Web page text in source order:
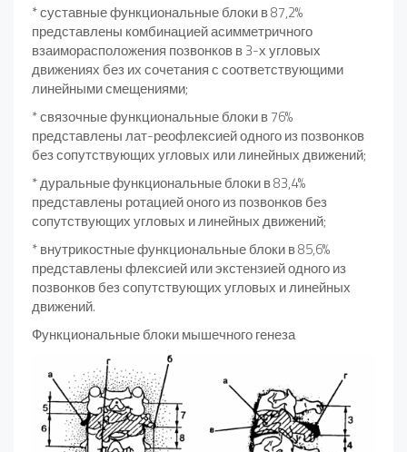
* суставные функциональные блоки в 87,2%
представлены комбинацией асимметричного
взаиморасположения позвонков в 3-х угловых
движениях без их сочетания с соответствующими
линейными смещениями;
* связочные функциональные блоки в 76%
представлены лат-реофлексией одного из позвонков
без сопутствующих угловых или линейных движений;
* дуральные функциональные блоки в 83,4%
представлены ротацией оного из позвонков без
сопутствующих угловых и ли­нейных движений;
* внутрикостные функциональные блоки в 85,6%
представ­лены флексией или экстензией одного из
позвонков без сопут­ствующих угловых и линейных
движений.
Функциональные блоки мышечного генеза